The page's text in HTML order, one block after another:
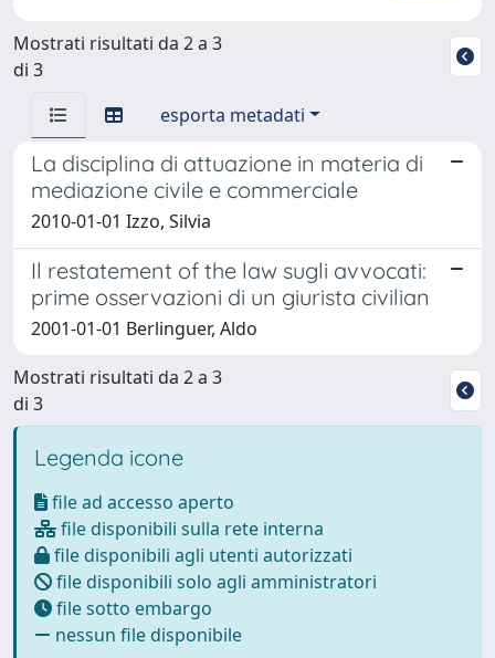
Mostrati risultati da 2 a 3
di 3
esporta metadati
La disciplina di attuazione in materia di
mediazione civile e commerciale
2010-01-01 Izzo, Silvia
Il restatement of the law sugli avvocati:
prime osservazioni di un giurista civilian
2001-01-01 Berlinguer, Aldo
Mostrati risultati da 2 a 3
di 3
Legenda icone
file ad accesso aperto
file disponibili sulla rete interna
file disponibili agli utenti autorizzati
file disponibili solo agli amministratori
file sotto embargo
nessun file disponibile